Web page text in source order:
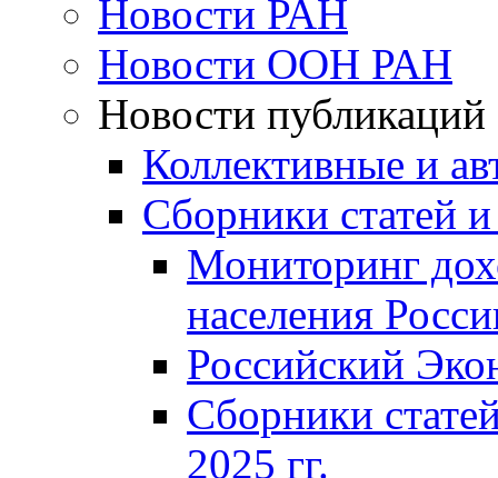
Новости РАН
Новости ООН РАН
Новости публикаций
Коллективные и
Сборники статей
Мониторинг
населения
Российский
Сборники
2025 гг.